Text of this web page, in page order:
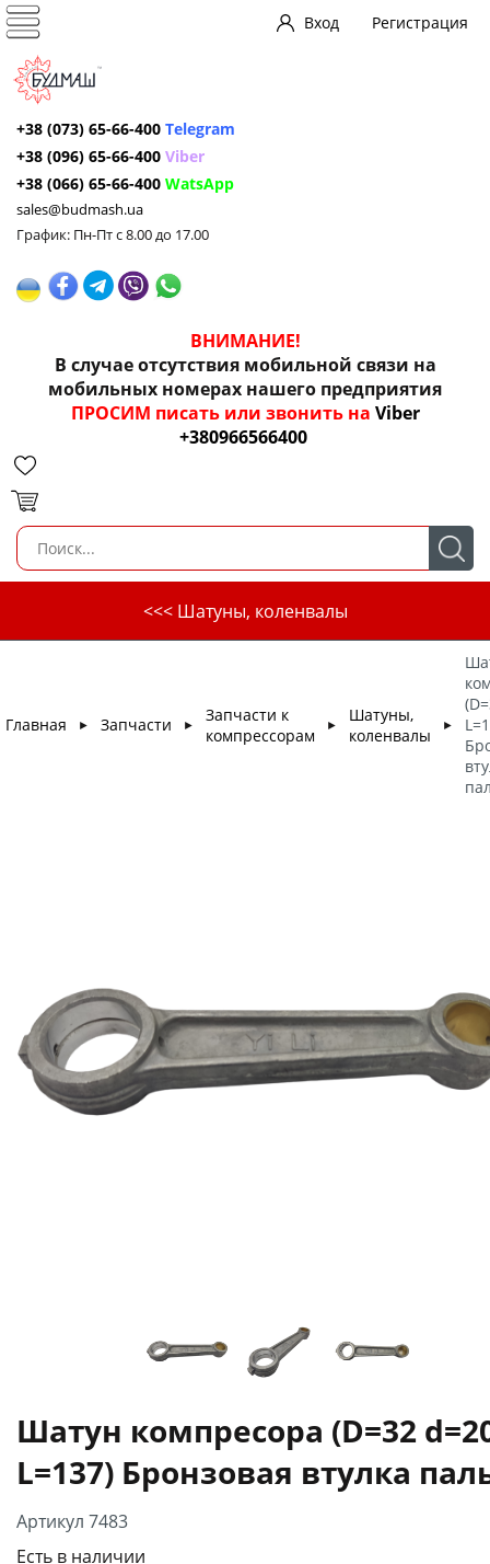
Вход Регистрация
+38 (073) 65-66-400 Telegram
+38 (096) 65-66-400 Viber
+38 (066) 65-66-400 WatsApp
sales@budmash.ua
График: Пн-Пт с 8.00 до 17.00
ВНИМАНИЕ!
В случае отсутствия мобильной связи на
мобильных номерах нашего предприятия
ПРОСИМ писать или звонить на Viber
+380966566400
<<< Шатуны, коленвалы
Главная ► Запчасти ►
Запчасти к
компрессорам
►
Шатуны,
коленвалы
►
Шатун компресора (D=32
L=137) Бронзовая втулка
Артикул 7483
Есть в наличии